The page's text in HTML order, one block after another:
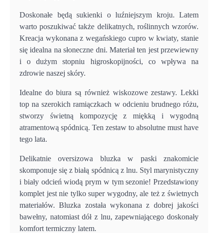
Doskonałe będą sukienki o luźniejszym kroju. Latem
warto poszukiwać także delikatnych, roślinnych wzorów.
Kreacja wykonana z wegańskiego cupro w kwiaty, stanie
się idealna na słoneczne dni. Materiał ten jest przewiewny
i o dużym stopniu higroskopijności, co wpływa na
zdrowie naszej skóry.
Idealne do biura są również wiskozowe zestawy. Lekki
top na szerokich ramiączkach w odcieniu brudnego różu,
stworzy świetną kompozycję z miękką i wygodną
atramentową spódnicą. Ten zestaw to absolutne must have
tego lata.
Delikatnie oversizowa bluzka w paski znakomicie
skomponuje się z białą spódnicą z lnu. Styl marynistyczny
i biały odcień wiodą prym w tym sezonie! Przedstawiony
komplet jest nie tylko super wygodny, ale też z świetnych
materiałów. Bluzka została wykonana z dobrej jakości
bawełny, natomiast dół z lnu, zapewniającego doskonały
komfort termiczny latem.